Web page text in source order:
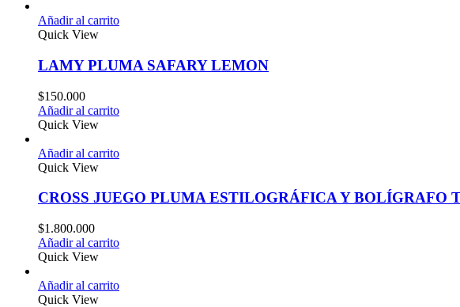
Añadir al carrito
Quick View
LAMY PLUMA SAFARY LEMON
$150.000
Añadir al carrito
Quick View
Añadir al carrito
Quick View
CROSS JUEGO PLUMA ESTILOGRÁFICA Y BOLÍGRAFO
$1.800.000
Añadir al carrito
Quick View
Añadir al carrito
Quick View